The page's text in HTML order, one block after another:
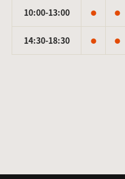
10:00-13:00 ● ●
14:30-18:30 ● ●